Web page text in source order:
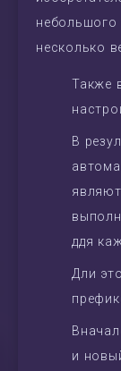
небольшого
несколько
Также
В
ддя
Дли
и